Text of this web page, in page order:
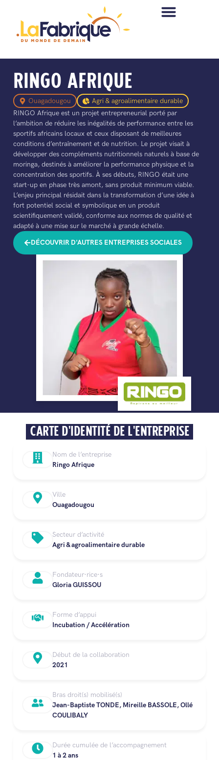
RINGO AFRIQUE
Ouagadougou
Agri & agroalimentaire durable
RINGO Afrique est un projet entrepreneurial porté par
l’ambition de réduire les inégalités de performance entre les
sportifs africains locaux et ceux disposant de meilleures
conditions d’entraînement et de nutrition. Le projet visait à
développer des compléments nutritionnels naturels à base de
moringa, destinés à améliorer la performance physique et la
concentration des sportifs. À ses débuts, RINGO était une
start-up en phase très amont, sans produit minimum viable.
L’enjeu principal résidait dans la transformation d’une idée à
fort potentiel social et symbolique en un produit
scientifiquement validé, conforme aux normes de qualité et
adapté à une mise sur le marché à grande échelle.
DÉCOUVRIR D'AUTRES ENTREPRISES SOCIALES
CARTE D'IDENTITÉ DE L'ENTREPRISE
Nom de l’entreprise
Ringo Afrique
Ville
Ouagadougou
Secteur d’activité
Agri & agroalimentaire durable
Fondateur·rice·s
Gloria GUISSOU
Forme d’appui
Incubation / Accélération
Début de la collaboration
2021
Bras droit(s) mobilisé(s)
Jean-Baptiste TONDE, Mireille BASSOLE, Ollé
COULIBALY
Durée cumulée de l’accompagnement
1 à 2 ans